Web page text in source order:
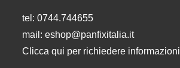
tel: 0744.744655
mail:eshop@panfixitalia.it
Clicca qui per richiedere informazioni